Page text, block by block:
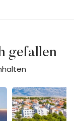
gefallen
Suva Punta Luxe